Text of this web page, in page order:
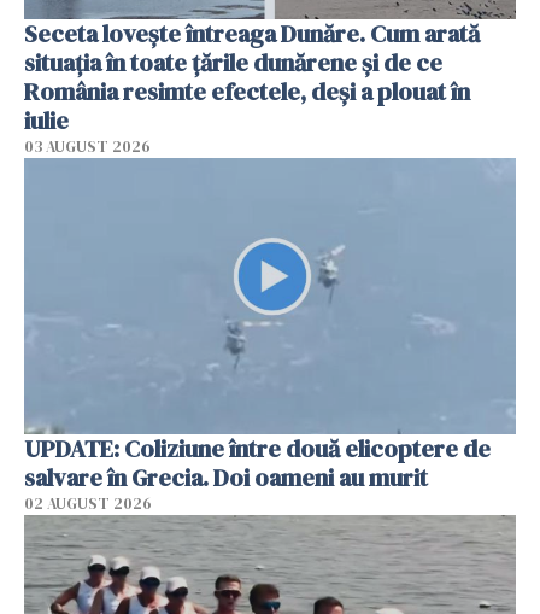
Seceta lovește întreaga Dunăre. Cum arată
situația în toate țările dunărene și de ce
România resimte efectele, deși a plouat în
iulie
03 AUGUST 2026
UPDATE: Coliziune între două elicoptere de
salvare în Grecia. Doi oameni au murit
02 AUGUST 2026